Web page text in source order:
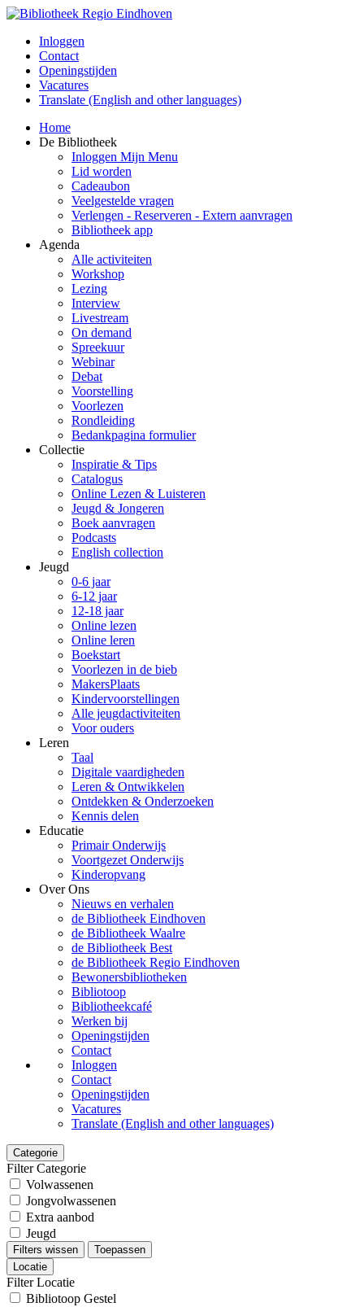
Inloggen
Contact
Openingstijden
Vacatures
Translate (English and other languages)
Home
De Bibliotheek
Inloggen Mijn Menu
Lid worden
Cadeaubon
Veelgestelde vragen
Verlengen - Reserveren - Extern aanvragen
Bibliotheek app
Agenda
Alle activiteiten
Workshop
Lezing
Interview
Livestream
On demand
Spreekuur
Webinar
Debat
Voorstelling
Voorlezen
Rondleiding
Bedankpagina formulier
Collectie
Inspiratie & Tips
Catalogus
Online Lezen & Luisteren
Jeugd & Jongeren
Boek aanvragen
Podcasts
English collection
Jeugd
0-6 jaar
6-12 jaar
12-18 jaar
Online lezen
Online leren
Boekstart
Voorlezen in de bieb
MakersPlaats
Kindervoorstellingen
Alle jeugdactiviteiten
Voor ouders
Leren
Taal
Digitale vaardigheden
Leren & Ontwikkelen
Ontdekken & Onderzoeken
Kennis delen
Educatie
Primair Onderwijs
Voortgezet Onderwijs
Kinderopvang
Over Ons
Nieuws en verhalen
de Bibliotheek Eindhoven
de Bibliotheek Waalre
de Bibliotheek Best
de Bibliotheek Regio Eindhoven
Bewonersbibliotheken
Bibliotoop
Bibliotheekcafé
Werken bij
Openingstijden
Contact
Inloggen
Contact
Openingstijden
Vacatures
Translate (English and other languages)
Categorie
Filter Categorie
Volwassenen
Jongvolwassenen
Extra aanbod
Jeugd
Filters wissen
Toepassen
Locatie
Filter Locatie
Bibliotoop Gestel